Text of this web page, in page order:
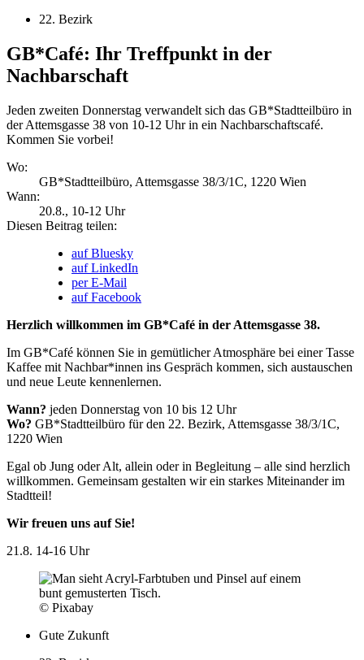
22. Bezirk
GB*Café: Ihr Treffpunkt in der
Nachbarschaft
Jeden zweiten Donnerstag verwandelt sich das GB*Stadtteilbüro in
der Attemsgasse 38 von 10-12 Uhr in ein Nachbarschaftscafé.
Kommen Sie vorbei!
Wo:
GB*Stadtteilbüro, Attemsgasse 38/3/1C, 1220 Wien
Wann:
20.8., 10-12 Uhr
Diesen Beitrag teilen:
auf Bluesky
auf LinkedIn
per E-Mail
auf Facebook
Herzlich willkommen im GB*Café in der Attemsgasse 38.
Im GB*Café können Sie in gemütlicher Atmosphäre bei einer Tasse
Kaffee mit Nachbar*innen ins Gespräch kommen, sich austauschen
und neue Leute kennenlernen.
Wann? jeden Donnerstag von 10 bis 12 Uhr
Wo? GB*Stadtteilbüro für den 22. Bezirk, Attemsgasse 38/3/1C,
1220 Wien
Egal ob Jung oder Alt, allein oder in Begleitung – alle sind herzlich
willkommen. Gemeinsam gestalten wir ein starkes Miteinander im
Stadtteil!
Wir freuen uns auf Sie!
21.8. 14-16 Uhr
© Pixabay
Gute Zukunft